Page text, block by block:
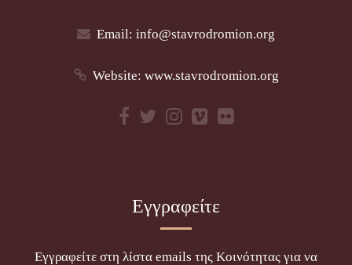
Email: info@stavrodromion.org
Website: www.stavrodromion.org
Εγγραφείτε
Εγγραφείτε στη λίστα emails της Κοινότητας για να